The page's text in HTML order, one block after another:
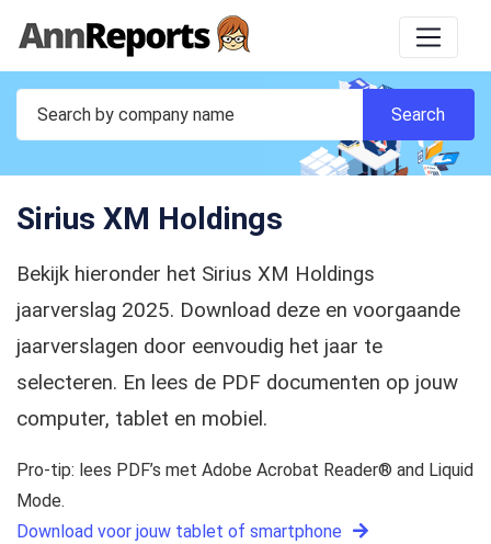
Sirius XM Holdings
Bekijk hieronder het Sirius XM Holdings
jaarverslag 2025. Download deze en voorgaande
jaarverslagen door eenvoudig het jaar te
selecteren. En lees de PDF documenten op jouw
computer, tablet en mobiel.
Pro-tip: lees PDF’s met Adobe Acrobat Reader® and Liquid
Mode.
Download voor jouw tablet of smartphone